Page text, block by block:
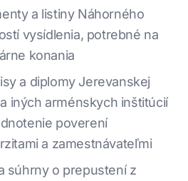
a listiny Náhorného
vysídlenia, potrebné na
konania
a diplomy Jerevanskej
iných arménskych inštitúcií
poverení
a zamestnávateľmi
súhrny o prepustení z